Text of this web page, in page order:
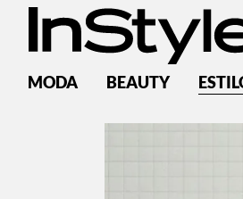
MODA BEAUTY